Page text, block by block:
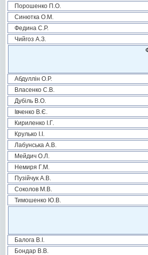
Порошенко П.О.
Синютка О.М.
Федина С.Р.
Чийгоз А.З.
Абдуллін О.Р.
Власенко С.В.
Дубіль В.О.
Івченко В.Є.
Кириленко І.Г.
Крулько І.І.
Лабунська А.В.
Мейдич О.Л.
Немиря Г.М.
Пузійчук А.В.
Соколов М.В.
Тимошенко Ю.В.
Балога В.І.
Бондар В.В.